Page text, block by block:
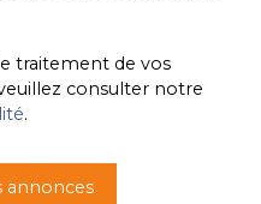
traitement de vos
consulter notre
.
annonces